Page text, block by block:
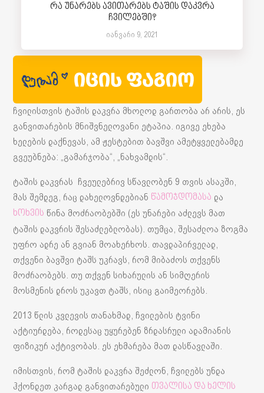
რა უნარებს ავითარებს ტაშის დაკვრა
ჩვილებში?
იანვარი 9, 2021
ჩვილისთვის ტაშის დაკვრა მხოლოდ გართობა არ არის, ეს
განვითარების მნიშვნელოვანი ეტაპია. იგივე ეხება
ხელების დაქნევას, ამ ჟესტებით ბავშვი ამეტყველებამდე
გვეუბნება: „გამარჯობა“, „ნახვამდის“.
ტაშის დაკვრას ჩვეულებრივ სწავლობენ 9 თვის ასაკში,
მას შემდეგ, რაც დახელოვნდებიან წამოჯდომასა და
ხოხვის წინა მოძრაობებში (ეს უნარები აძლევს მათ
ტაშის დაკვრის შესაძლებლობას). თუმცა, შესაძლოა ზოგმა
უფრო ადრე ან გვიან მოახერხოს. თავდაპირველად,
თქვენი ბავშვი ტაშს უკრავს, რომ მიბაძოს თქვენს
მოძრაობებს. თუ თქვენ სიხარულის ან სიმღერის
მოსმენის დროს უკავთ ტაშს, ისიც გაიმეორებს.
2013 წლის კვლევის თანახმად, ჩვილების ტვინი
აქტიურდება, როდესაც უყურებენ ზრდასრული ადამიანის
ფიზიკურ აქტივობას. ეს ეხმარება მათ დასწავლაში.
იმისთვის, რომ ტაშის დაკვრა შეძლონ, ჩვილებს უნდა
ჰქონდეთ კარგად განვითარებული თვალისა და ხელის